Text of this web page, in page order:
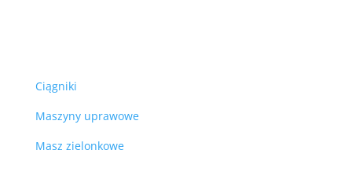
Ciągniki
Maszyny uprawowe
Masz zielonkowe